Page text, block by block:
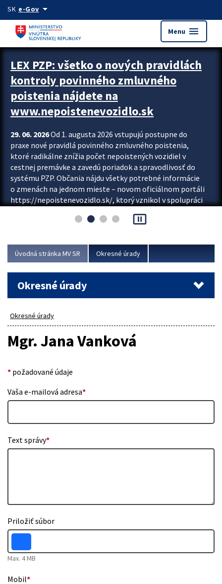
Preskocit na hlavný obsah
SK e-Govarrow_drop_down
Menu menu
Zastavit automatický posun upútavok
LEX PZP: všetko o nových pravidlách
kontroly povinného zmluvného
poistenia nájdete na
www.nepoistenevozidlo.sk
29. 06. 2026Od 1. augusta 2026 vstupujú postupne do
praxe nové pravidlá povinného zmluvného poistenia,
ktoré radikálne znížia počet nepoistených vozidiel v
cestnej premávke a zavedú poriadok a spravodlivosť do
systému PZP. Občania nájdu všetky potrebné informácie
o zmenách na jednom mieste – novom oficiálnom portáli
https://nepoistenevozidlo.sk/, ktorý vznikol v spolupráci
asociácie poisťovní (SLASPO) a Ministerstva vnútra SR.
Viac
pause_presentation
Úvodná stránka MV SR Okresné úrady
Okresné úrady
Okresné úrady
Mgr. Jana Vanková
* požadované údaje
Vaša e-mailová adresa*
Text správy*
Priložiť súbor
Max. 4 MB
Mobil*